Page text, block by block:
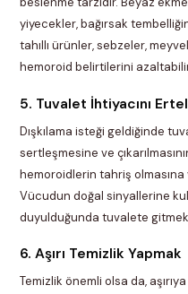
yiyecekler, bağırsak
tahıllı ürünler, sebzeler,
hemoroid belirtilerini
5. Tuvalet İhtiyacını
Dışkılama isteği geldiğinde
sertleşmesine ve
hemoroidlerin tahriş olmasına
Vücudun doğal sinyallerine
duyulduğunda tuvalete
6. Aşırı Temizlik Yapmak
Temizlik önemli olsa da,